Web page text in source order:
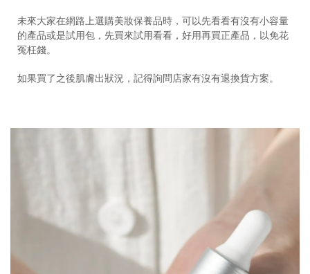
未來大家在網路上選購美妝保養品時，可以先看看有沒有小容量
的產品或是試用包，先買來試用看看，好用再買正產品，以免花
冤枉錢。
如果買了之後肌膚出狀況，記得詢問店家有沒有退換貨方案。